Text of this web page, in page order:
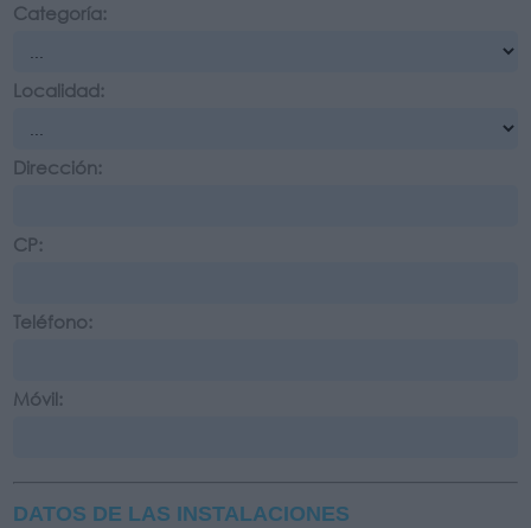
Categoría:
Localidad:
Dirección:
CP:
Teléfono:
Móvil:
DATOS DE LAS INSTALACIONES